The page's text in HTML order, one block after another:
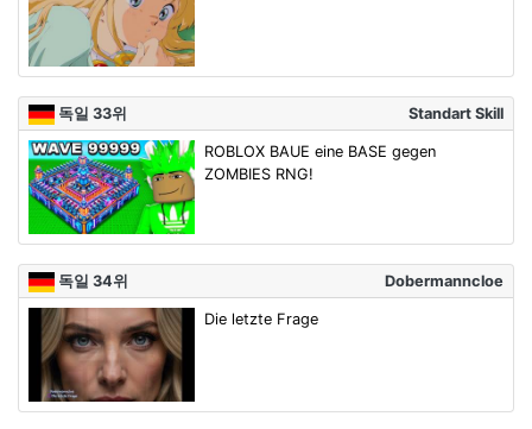
독일 33위 Standart Skill
ROBLOX BAUE eine BASE gegen
ZOMBIES RNG!
독일 34위 Dobermanncloe
Die letzte Frage